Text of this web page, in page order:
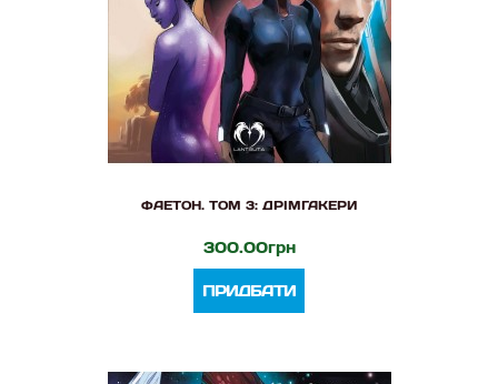
ФАЕТОН. ТОМ 3: ДРІМГАКЕРИ
300.00грн
ПРИДБАТИ